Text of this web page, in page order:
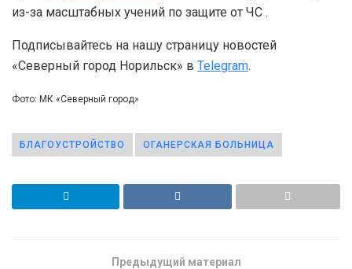
из-за масштабных учений по защите от ЧС .
Подписывайтесь на нашу страницу новостей
«Северный город Норильск» в Telegram.
Фото: МК «Северный город»
БЛАГОУСТРОЙСТВО ОГАНЕРСКАЯ БОЛЬНИЦА
Предыдущий материал